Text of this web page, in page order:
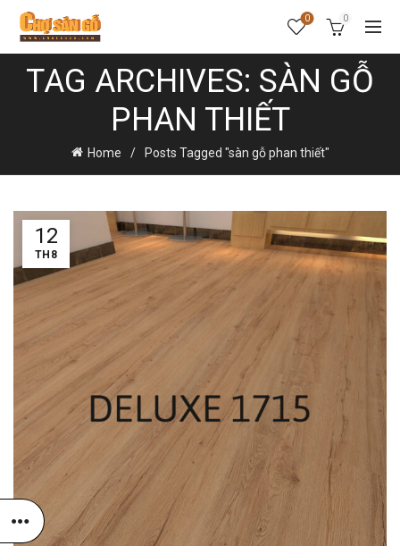
0 0
TAG ARCHIVES: SÀN GỖ
PHAN THIẾT
Home Posts Tagged "sàn gỗ phan thiết"
12
TH8